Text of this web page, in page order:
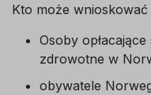
Kto może wnioskować
Osoby
zdrowotne w
obywatele